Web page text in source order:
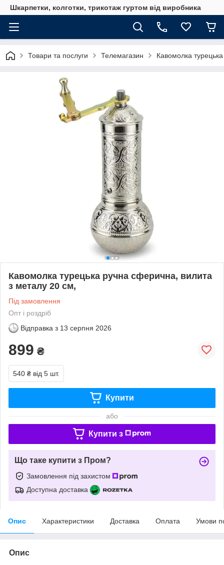
Шкарпетки, колготки, трикотаж гуртом від виробника
Товари та послуги Телемагазин Кавомолка
Кавомолка турецька ручна сферична, вилита
з металу 20 см,
Під замовлення
Опт і роздріб
Відправка з 13 серпня 2026
899 ₴
540 ₴ від 5 шт.
Купити
або
Купити з
Що таке купити з Пром?
Замовлення під захистом
Доступна доставка
Опис Характеристики Доставка Оплата Умови
Опис